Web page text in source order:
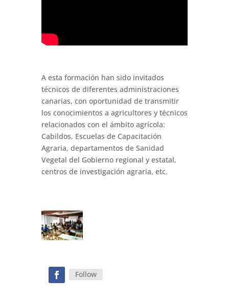
A esta formación han sido invitados
técnicos de diferentes administraciones
canarias, con oportunidad de transmitir
los conocimientos a agricultores y técnicos
relacionados con el ámbito agrícola:
Cabildos, Escuelas de Capacitación
Agraria, departamentos de Sanidad
Vegetal del Gobierno regional y estatal,
centros de investigación agraria, etc.
Follow